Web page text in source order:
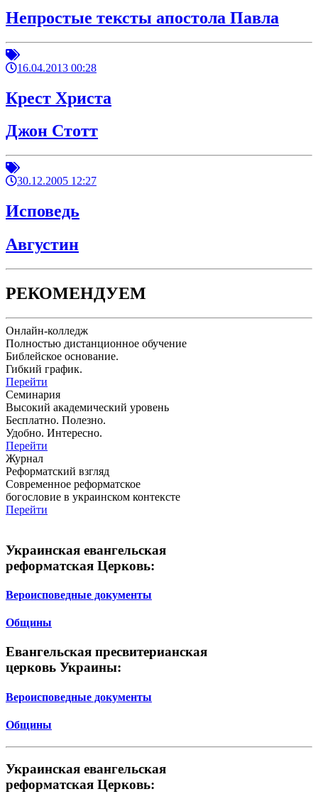
Непростые тексты апостола Павла
16.04.2013 00:28
Крест Христа
Джон Стотт
30.12.2005 12:27
Исповедь
Августин
РЕКОМЕНДУЕМ
Онлайн-колледж
Полностью дистанционное обучение
Библейское основание.
Гибкий график.
Перейти
Семинария
Высокий академический уровень
Бесплатно. Полезно.
Удобно. Интересно.
Перейти
Журнал
Реформатский взгляд
Современное реформатское
богословие в украинском контексте
Перейти
Украинская евангельская
реформатская Церковь:
Вероисповедные документы
Общины
Евангельская пресвитерианская
церковь Украины:
Вероисповедные документы
Общины
Украинская евангельская
реформатская Церковь: